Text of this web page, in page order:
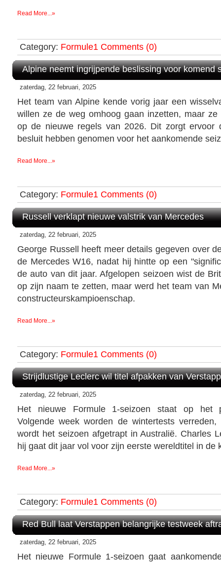
Read More...»
Category: Formule1 Comments (0)
Alpine neemt ingrijpende beslissing voor komend
zaterdag, 22 februari, 2025
Het team van Alpine kende vorig jaar een
willen ze de weg omhoog gaan inzetten, maar ze
op de nieuwe regels van 2026. Dit zorgt ervoor
besluit hebben genomen voor het aankomende
Read More...»
Category: Formule1 Comments (0)
Russell verklapt nieuwe valstrik van Mercedes
zaterdag, 22 februari, 2025
George Russell heeft meer details gegeven over
de Mercedes W16, nadat hij hintte op een
de auto van dit jaar. Afgelopen seizoen wist de
op zijn naam te zetten, maar werd het team van
constructeurskampioenschap.
Read More...»
Category: Formule1 Comments (0)
Strijdlustige Leclerc wil titel afpakken van
zaterdag, 22 februari, 2025
Het nieuwe Formule 1-seizoen staat op het
Volgende week worden de wintertests
wordt het seizoen afgetrapt in Australië. Charles
hij gaat dit jaar vol voor zijn eerste wereldtitel in de
Read More...»
Category: Formule1 Comments (0)
Red Bull laat Verstappen belangrijke testweek
zaterdag, 22 februari, 2025
Het nieuwe Formule 1-seizoen gaat